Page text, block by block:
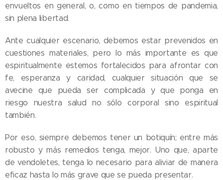
envueltos en general, o, como en tiempos de pandemia,
sin plena libertad.
Ante cualquier escenario, debemos estar prevenidos en
cuestiones materiales, pero lo más importante es que
espiritualmente estemos fortalecidos para afrontar con
fe, esperanza y caridad, cualquier situación que se
avecine que pueda ser complicada y que ponga en
riesgo nuestra salud no sólo corporal sino espiritual
también.
Por eso, siempre debemos tener un botiquín; entre más
robusto y más remedios tenga, mejor. Uno que, aparte
de vendoletes, tenga lo necesario para aliviar de manera
eficaz hasta lo más grave que se pueda presentar.